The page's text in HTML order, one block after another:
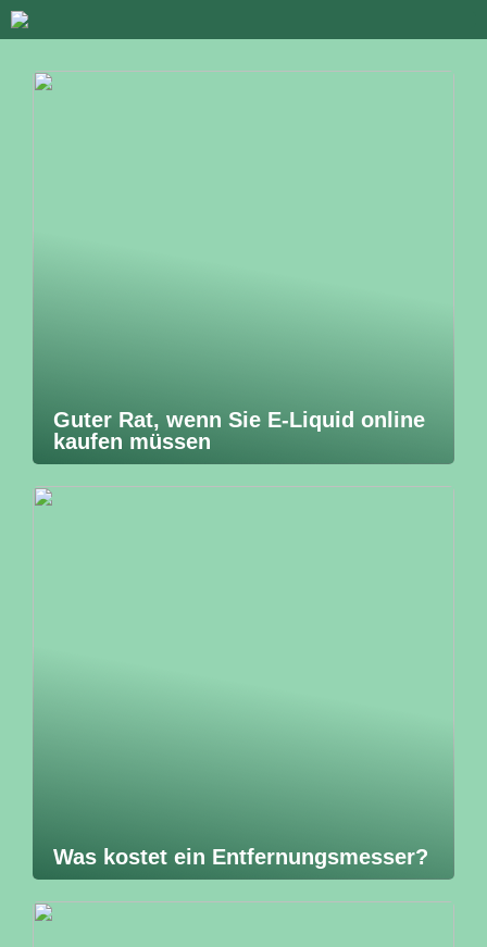
Guter Rat, wenn Sie E-Liquid online
kaufen müssen
Was kostet ein Entfernungsmesser?